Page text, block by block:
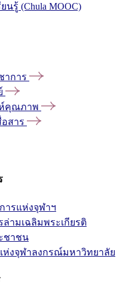
รู้ (Chula MOOC)
าการ
ห์คุณภาพ
สาร
ารแห่งจุฬาฯ
ามเฉลิมพระเกียรติ
ชาชน
ห่งจุฬาลงกรณ์มหาวิทยาลัย